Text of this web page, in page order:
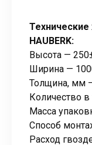
Технические
HAUBERK:
Высота —
Ширина —
Толщина, мм
Количество
Масса
Способ
Расход